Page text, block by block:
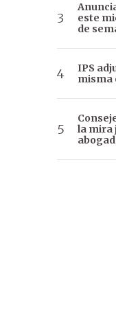
este
de
IPS
misma
la mira